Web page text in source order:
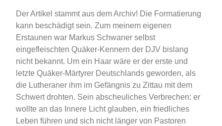
Der Artikel stammt aus dem Archiv! Die Formatierung
kann beschädigt sein. Zum meinem eigenen
Erstaunen war Markus Schwaner selbst
eingefleischten Quäker-Kennern der DJV bislang
nicht bekannt. Um ein Haar wäre er der erste und
letzte Quäker-Märtyrer Deutschlands geworden, als
die Lutheraner ihm im Gefängnis zu Zittau mit dem
Schwert drohten. Sein abscheuliches Verbrechen: er
wollte an das Innere Licht glauben, ein friedliches
Leben führen und sich nicht länger von Pastoren